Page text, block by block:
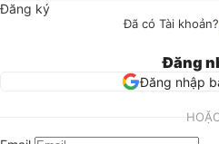
Đăng ký
Đã có Tài
Đăng
Đăng nhập